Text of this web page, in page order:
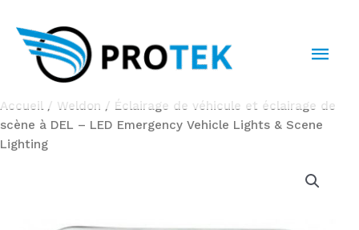
contenu
Accueil/ Weldon / Éclairage de véhicule et éclairage de
scène à DEL – LED Emergency Vehicle Lights & Scene
Lighting